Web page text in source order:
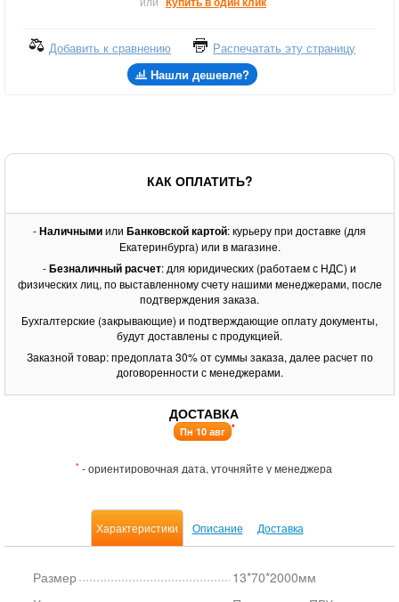
Добавить к сравнению
Распечатать эту страницу
Нашли дешевле?
КАК ОПЛАТИТЬ?
-Наличнымиили Банковской картой: курьеру при доставке (для
Екатеринбурга) или в магазине.
-Безналичный расчет: для юридических (работаем с НДС) и
физических лиц, по выставленному счету нашими менеджерами, после
подтверждения заказа.
Бухгалтерские (закрывающие) и подтверждающие оплату документы,
будут доставлены с продукцией.
Заказной товар: предоплата 30% от суммы заказа, далее расчет по
договоренности с менеджерами.
ДОСТАВКА
Пн 10 авг *
* - ориентировочная дата, уточняйте у менеджера
Характеристики Описание Доставка
Размер
13*70*2000мм